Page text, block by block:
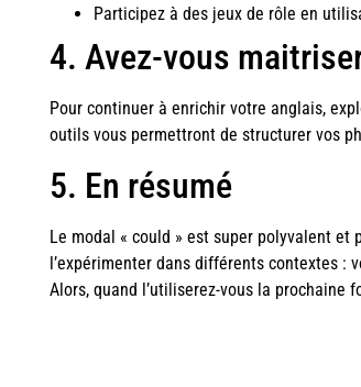
Participez à des jeux de rôle en
4. Avez-vous
Pour continuer à enrichir votre anglais,
outils vous permettront de structurer vos
5. En résumé
Le modal « could » est super polyvalent et
l’expérimenter dans différents contextes :
Alors, quand l’utiliserez-vous la prochaine